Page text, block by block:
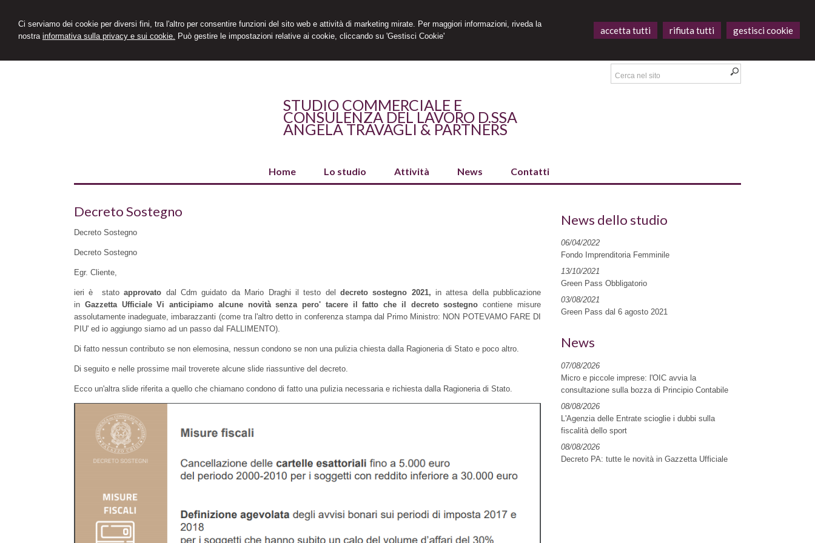
Ci serviamo dei cookie per diversi fini, tra l'altro per consentire funzioni del sito web e attività di marketing mirate. Per maggiori informazioni, riveda la
nostra informativa sulla privacy e sui cookie. Può gestire le impostazioni relative ai cookie, cliccando su 'Gestisci Cookie'
accetta tutti rifiuta tutti gestisci cookie
STUDIO COMMERCIALE E
CONSULENZA DEL LAVORO D.SSA
ANGELA TRAVAGLI & PARTNERS
Home Lo studio Attività News Contatti
Decreto Sostegno
Decreto Sostegno
Decreto Sostegno
Egr. Cliente,
ieri è statoapprovato dal Cdm guidato da Mario Draghi il testo del decreto sostegno 2021, in attesa della pubblicazione
in Gazzetta Ufficiale Vi anticipiamo alcune novità senza pero' tacere il fatto che il decretosostegno contiene misure
assolutamente inadeguate, imbarazzanti (come tra l'altro detto in conferenza stampa dal Primo Ministro: NON POTEVAMO FARE DI
PIU' ed io aggiungo siamo ad un passo dal FALLIMENTO).
Di fatto nessun contributo se non elemosina, nessun condono se non una pulizia chiesta dalla Ragioneria di Stato e poco altro.
Di seguito e nelle prossime mail troverete alcune slide riassuntive del decreto.
Ecco un'altra slide riferita a quello che chiamano condono di fatto una pulizia necessaria e richiesta dalla Ragioneria di Stato.
News dello studio
06/04/2022
Fondo Imprenditoria Femminile
13/10/2021
Green Pass Obbligatorio
03/08/2021
Green Pass dal 6 agosto 2021
News
07/08/2026
Micro e piccole imprese: l'OIC avvia la
consultazione sulla bozza di Principio Contabile
08/08/2026
L'Agenzia delle Entrate scioglie i dubbi sulla
fiscalità dello sport
08/08/2026
Decreto PA: tutte le novità in Gazzetta Ufficiale